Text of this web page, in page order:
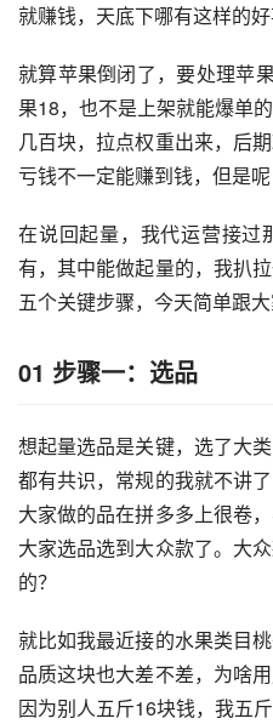
就赚钱，天底下哪有这样的好
就算苹果倒闭了，要处理苹
果18，也不是上架就能爆单
几百块，拉点权重出来，后
亏钱不一定能赚到钱，但是
在说回起量，我代运营接过
有，其中能做起量的，我扒
五个关键步骤，今天简单跟大
01 步骤一：选品
想起量选品是关键，选了大
都有共识，常规的我就不讲
大家做的品在拼多多上很卷
大家选品选到大众款了。大
的？
就比如我最近接的水果类目
品质这块也大差不差，为啥
因为别人五斤16块钱，我五斤